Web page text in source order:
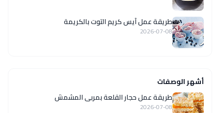
طريقة عمل آيس كريم التوت بالكريمة
2026-07-08
أشهر الوصفات
طريقة عمل حجار القلعة بمربى المشمش
2026-07-08